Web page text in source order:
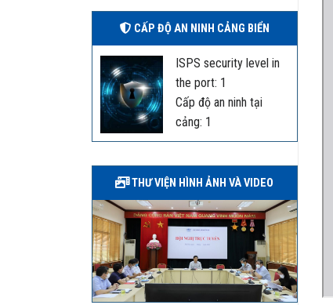
CẤP ĐỘ AN NINH CẢNG BIỂN
ISPS security level in
the port: 1
Cấp độ an ninh tại
cảng: 1
THƯ VIỆN HÌNH ẢNH VÀ VIDEO